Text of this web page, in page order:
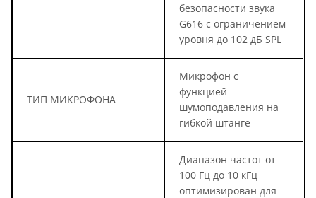
безопасности звука
G616 с ограничением
уровня до 102 дБ SPL
ТИП МИКРОФОНА
Микрофон с
функцией
шумоподавления на
гибкой штанге
Диапазон частот от
100 Гц до 10 кГц
оптимизирован для